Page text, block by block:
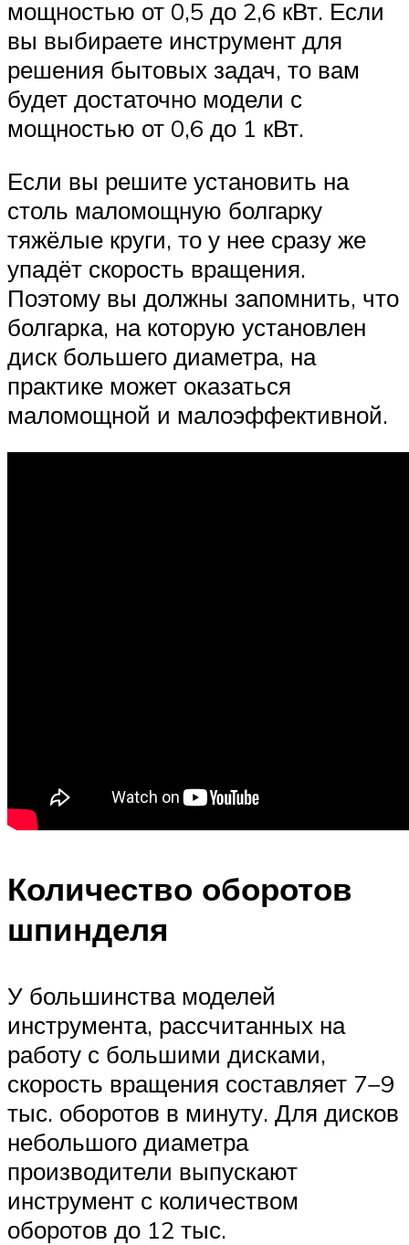
мощностью от 0,5 до 2,6 кВт. Если
вы выбираете инструмент для
решения бытовых задач, то вам
будет достаточно модели с
мощностью от 0,6 до 1 кВт.
Если вы решите установить на
столь маломощную болгарку
тяжёлые круги, то у нее сразу же
упадёт скорость вращения.
Поэтому вы должны запомнить, что
болгарка, на которую установлен
диск большего диаметра, на
практике может оказаться
маломощной и малоэффективной.
Количество оборотов
шпинделя
У большинства моделей
инструмента, рассчитанных на
работу с большими дисками,
скорость вращения составляет 7−9
тыс. оборотов в минуту. Для дисков
небольшого диаметра
производители выпускают
инструмент с количеством
оборотов до 12 тыс.